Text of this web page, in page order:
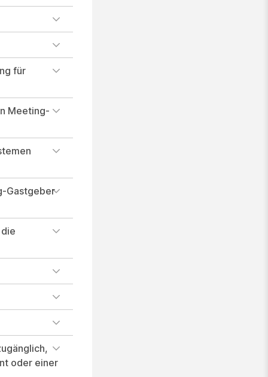
für
Meeting-
Gastgeber
oder einer